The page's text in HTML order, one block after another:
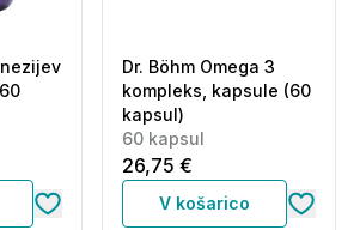
Dr. Böhm Omega 3
kompleks, kapsule (60
kapsul)
60 kapsul
26,75 €
V košarico